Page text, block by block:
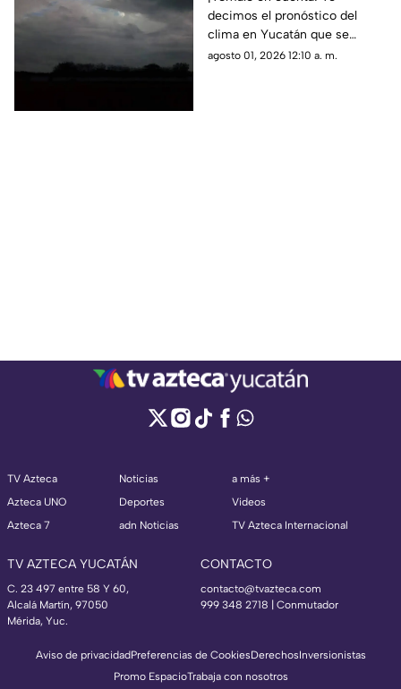
agosto de 2026
decimos el pronóstico del
clima en Yucatán que se
espera durante la jornada del
agosto 01, 2026 12:10 a. m.
TV Azteca
Azteca UNO
Azteca 7
Noticias
Deportes
adn Noticias
a más +
Videos
TV Azteca Internacional
TV AZTECA YUCATÁN
C. 23 497 entre 58 Y 60,
Alcalá Martín, 97050
Mérida, Yuc.
CONTACTO
contacto@tvazteca.com
999 348 2718 | Conmutador
Aviso de privacidadPreferencias de CookiesDerechosInversionistas
Promo EspacioTrabaja con nosotros